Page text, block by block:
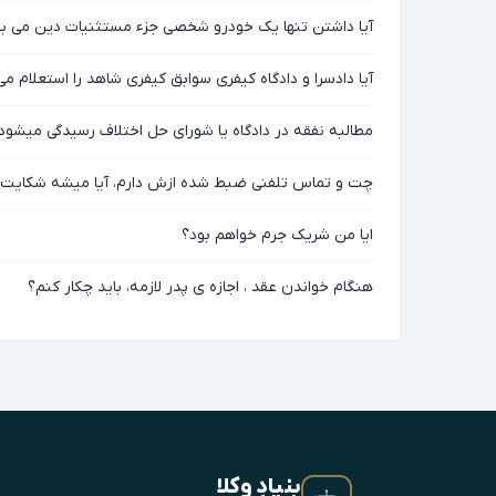
آیا داشتن تنها یک خودرو شخصی جزء مستثنیات دین می
آیا دادسرا و دادگاه کیفری سوابق کیفری شاهد را استعلام
مطالبه نفقه در دادگاه یا شورای حل اختلاف رسیدگی
چت و تماس تلفنی ضبط شده ازش دارم، آیا میشه شکایت
ایا من شریک جرم خواهم بود؟
هنگام خواندن عقد ، اجازه ی پدر لازمه، باید چکار کنم؟
بنیادِ وکلا